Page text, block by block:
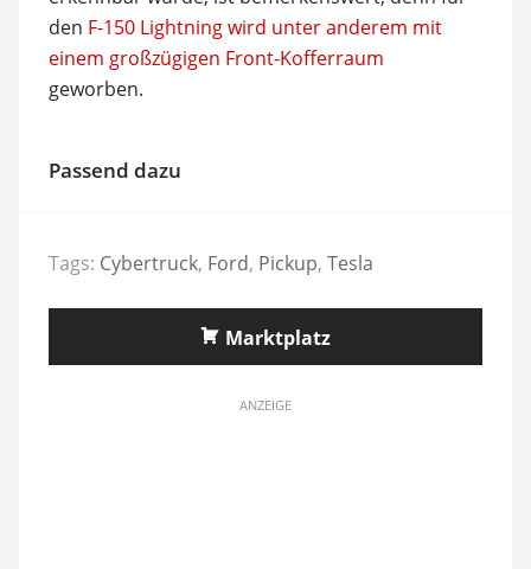
den F-150 Lightning wird unter anderem mit
einem großzügigen Front-Kofferraum
geworben.
Passend dazu
Tags: Cybertruck, Ford, Pickup, Tesla
Marktplatz
ANZEIGE